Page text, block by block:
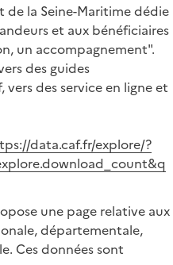
la Seine-Maritime dédie
et aux bénéficiaires
un accompagnement".
des guides
des service en ligne et
data.caf.fr/explore/?
une page relative aux
départementale,
Ces données sont